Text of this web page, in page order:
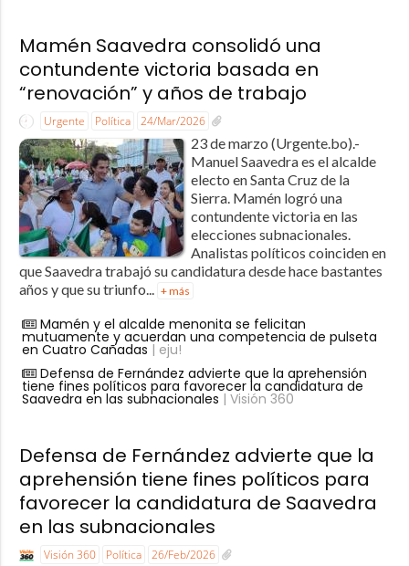
Mamén Saavedra consolidó una
contundente victoria basada en
“renovación” y años de trabajo
Urgente Política 24/Mar/2026
23 de marzo (Urgente.bo).-
Manuel Saavedra es el alcalde
electo en Santa Cruz de la
Sierra. Mamén logró una
contundente victoria en las
elecciones subnacionales.
Analistas políticos coinciden en
que Saavedra trabajó su candidatura desde hace bastantes
años y que su triunfo... + más
Mamén y el alcalde menonita se felicitan
mutuamente y acuerdan una competencia de pulseta
en Cuatro Cañadas | eju!
Defensa de Fernández advierte que la aprehensión
tiene fines políticos para favorecer la candidatura de
Saavedra en las subnacionales | Visión 360
Defensa de Fernández advierte que la
aprehensión tiene fines políticos para
favorecer la candidatura de Saavedra
en las subnacionales
Visión 360 Política 26/Feb/2026